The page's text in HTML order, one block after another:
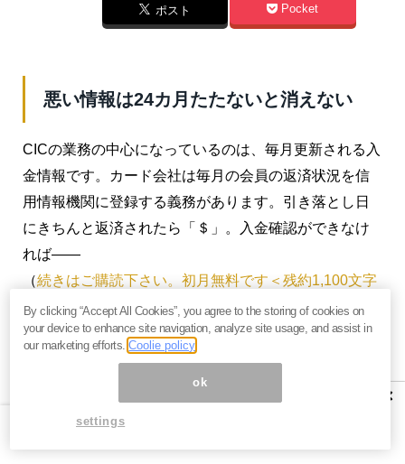
ポスト Pocket
悪い情報は24カ月たたないと消えない
CICの業務の中心になっているのは、毎月更新される入
金情報です。カード会社は毎月の会員の返済状況を信
用情報機関に登録する義務があります。引き落とし日
にきちんと返済されたら「＄」。入金確認ができなけ
れば――
（続きはご購読下さい。初月無料です＜残約1,100文字
＞ ）
達人岩田昭男のクレジットカード駆け込
×
By clicking “Accept All Cookies”, you agree to the storing of cookies on
your device to enhance site navigation, analyze site usage, and assist in
our marketing efforts.Coolie policy
ok
settings